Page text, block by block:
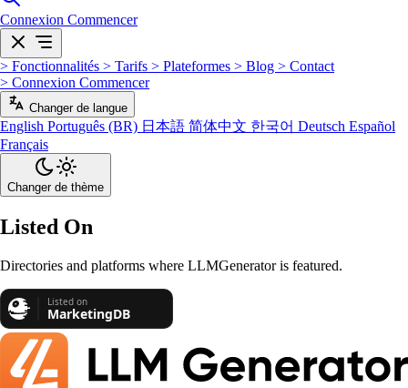
Connexion Commencer
> Fonctionnalités > Tarifs > Plateformes > Blog > Contact
> Connexion Commencer
Changer de langue
English Português (BR) 日本語 简体中文 한국어 Deutsch Español
Français
Changer de thème
Listed On
Directories and platforms where LLMGenerator is featured.